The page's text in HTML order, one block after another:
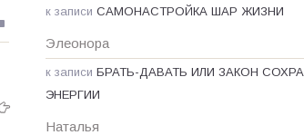
к записи САМОНАСТРОЙКА ШАР ЖИЗНИ
Элеонора
к записи БРАТЬ-ДАВАТЬ ИЛИ ЗАКОН
ЭНЕРГИИ
Наталья